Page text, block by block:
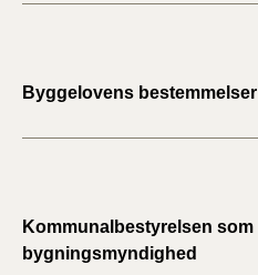
Byggelovens bestemmelser
Kommunalbestyrelsen som
bygningsmyndighed